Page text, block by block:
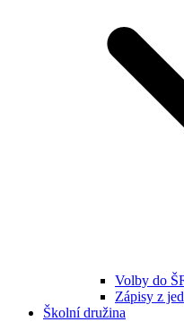
Volby do
Zápisy z
Školní družina